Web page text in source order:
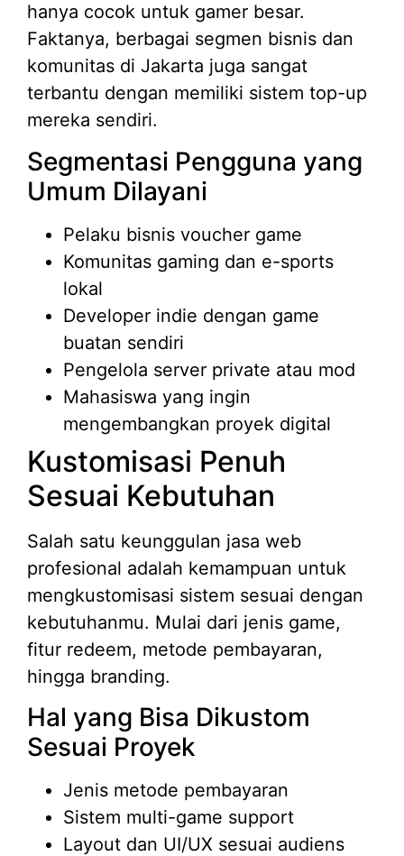
hanya cocok untuk gamer besar.
Faktanya, berbagai segmen bisnis dan
komunitas di Jakarta juga sangat
terbantu dengan memiliki sistem top-up
mereka sendiri.
Segmentasi Pengguna yang
Umum Dilayani
Pelaku bisnis voucher game
Komunitas gaming dan e-sports
lokal
Developer indie dengan game
buatan sendiri
Pengelola server private atau mod
Mahasiswa yang ingin
mengembangkan proyek digital
Kustomisasi Penuh
Sesuai Kebutuhan
Salah satu keunggulan jasa web
profesional adalah kemampuan untuk
mengkustomisasi sistem sesuai dengan
kebutuhanmu. Mulai dari jenis game,
fitur redeem, metode pembayaran,
hingga branding.
Hal yang Bisa Dikustom
Sesuai Proyek
Jenis metode pembayaran
Sistem multi-game support
Layout dan UI/UX sesuai audiens